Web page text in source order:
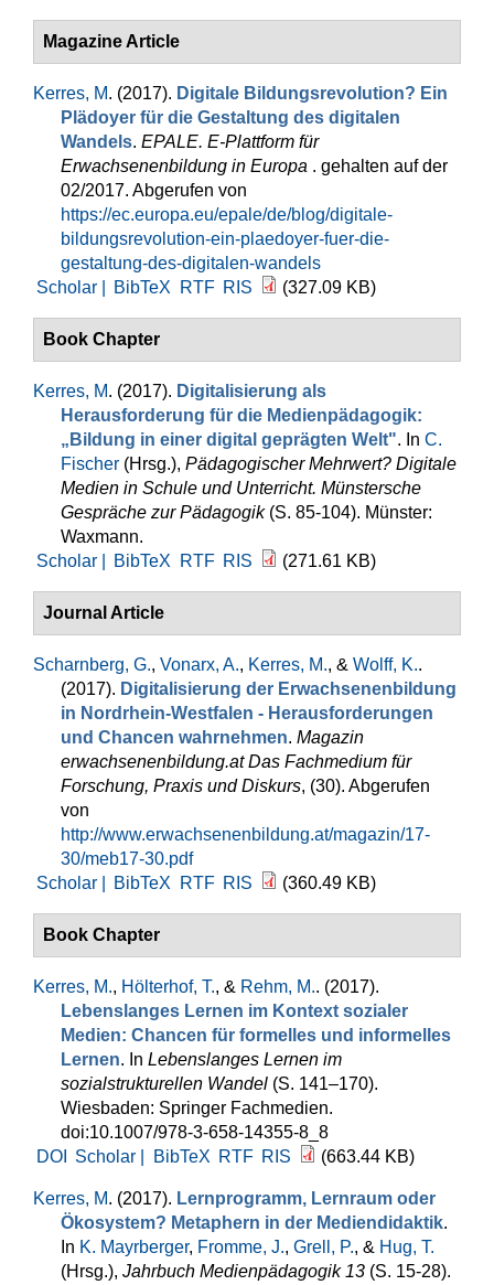
Magazine Article
Kerres, M. (2017). Digitale Bildungsrevolution? Ein
Plädoyer für die Gestaltung des digitalen
Wandels. EPALE. E-Plattform für
Erwachsenenbildung in Europa . gehalten auf der
02/2017. Abgerufen von
https://ec.europa.eu/epale/de/blog/digitale-
bildungsrevolution-ein-plaedoyer-fuer-die-
gestaltung-des-digitalen-wandels
Scholar |
BibTeX RTF RIS (327.09 KB)
Book Chapter
Kerres, M. (2017). Digitalisierung als
Herausforderung für die Medienpädagogik:
„Bildung in einer digital geprägten Welt". In C.
Fischer (Hrsg.), Pädagogischer Mehrwert? Digitale
Medien in Schule und Unterricht. Münstersche
Gespräche zur Pädagogik(S. 85-104). Münster:
Waxmann.
Scholar |
BibTeX RTF RIS (271.61 KB)
Journal Article
Scharnberg, G., Vonarx, A., Kerres, M., & Wolff, K..
(2017). Digitalisierung der Erwachsenenbildung
in Nordrhein-Westfalen - Herausforderungen
und Chancen wahrnehmen. Magazin
erwachsenenbildung.at Das Fachmedium für
Forschung, Praxis und Diskurs, (30). Abgerufen
von
http://www.erwachsenenbildung.at/magazin/17-
30/meb17-30.pdf
Scholar |
BibTeX RTF RIS (360.49 KB)
Book Chapter
Kerres, M., Hölterhof, T., & Rehm, M.. (2017).
Lebenslanges Lernen im Kontext sozialer
Medien: Chancen für formelles und informelles
Lernen. In Lebenslanges Lernen im
sozialstrukturellen Wandel (S. 141–170).
Wiesbaden: Springer Fachmedien.
doi:10.1007/978-3-658-14355-8_8
DOI
Scholar | BibTeX RTF RIS (663.44 KB)
Kerres, M. (2017). Lernprogramm, Lernraum oder
Ökosystem? Metaphern in der Mediendidaktik.
In K. Mayrberger, Fromme, J., Grell, P., & Hug, T.
(Hrsg.), Jahrbuch Medienpädagogik 13 (S. 15-28).